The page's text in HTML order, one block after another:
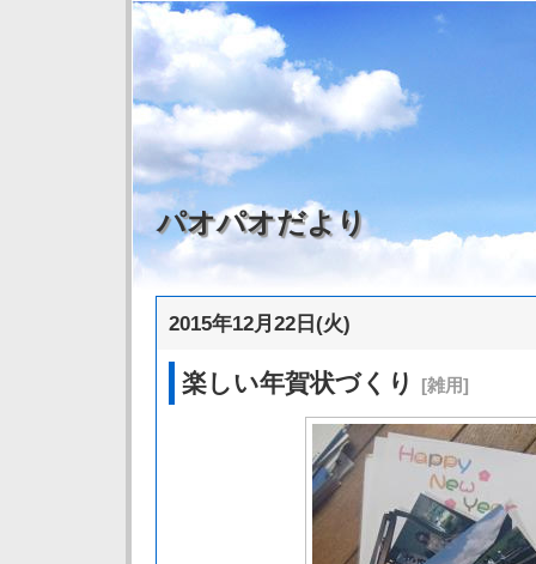
パオパオだより
2015年12月22日(火)
楽しい年賀状づくり [雑用]